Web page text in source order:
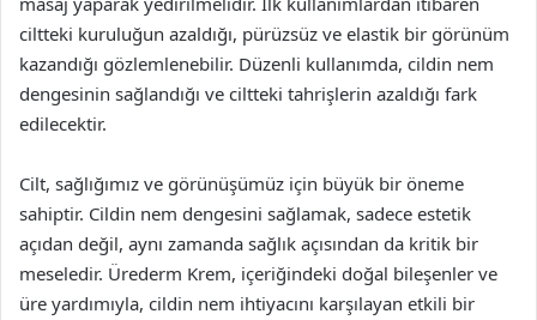
ciltteki kuruluğun azaldığı, pürüzsüz ve elastik bir görünüm
kazandığı gözlemlenebilir. Düzenli kullanımda, cildin nem
dengesinin sağlandığı ve ciltteki tahrişlerin azaldığı fark
edilecektir.
Cilt, sağlığımız ve görünüşümüz için büyük bir öneme
sahiptir. Cildin nem dengesini sağlamak, sadece estetik
açıdan değil, aynı zamanda sağlık açısından da kritik bir
meseledir. Ürederm Krem, içeriğindeki doğal bileşenler ve
üre yardımıyla, cildin nem ihtiyacını karşılayan etkili bir